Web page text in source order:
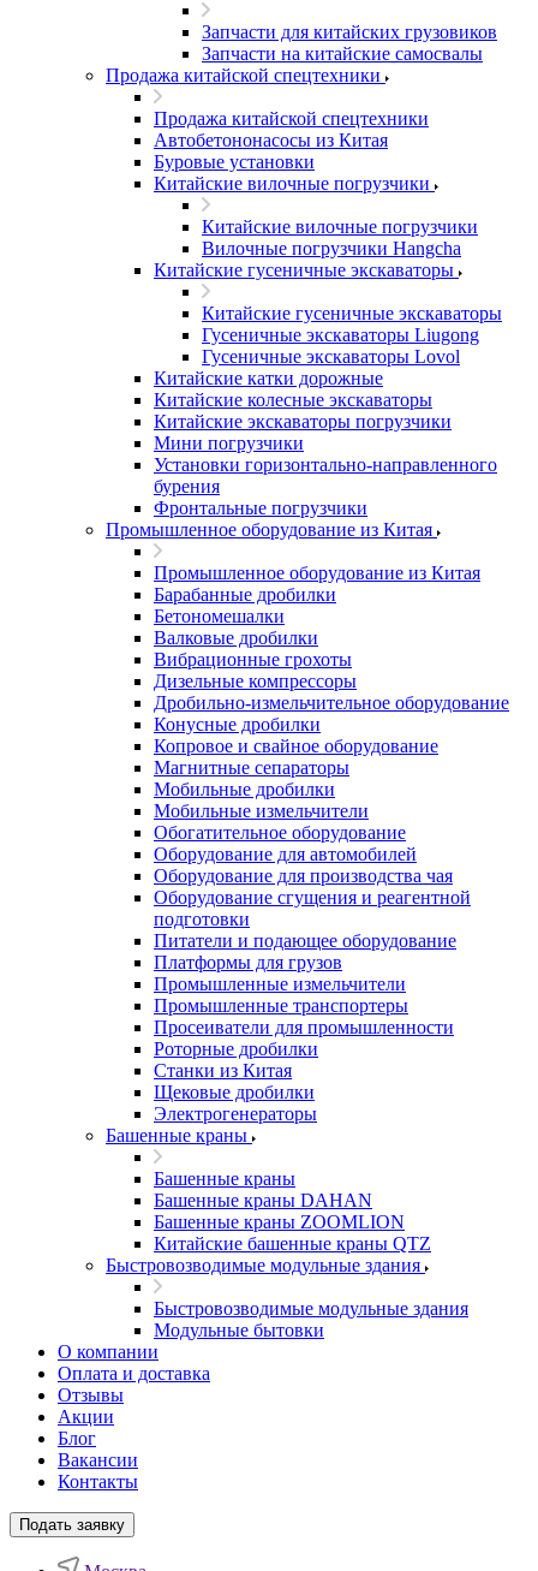
Запчасти для китайских грузовиков
Запчасти на китайские самосвалы
Продажа китайской спецтехники
Продажа китайской спецтехники
Автобетононасосы из Китая
Буровые установки
Китайские вилочные погрузчики
Китайские вилочные погрузчики
Вилочные погрузчики Hangcha
Китайские гусеничные экскаваторы
Китайские гусеничные экскаваторы
Гусеничные экскаваторы Liugong
Гусеничные экскаваторы Lovol
Китайские катки дорожные
Китайские колесные экскаваторы
Китайские экскаваторы погрузчики
Мини погрузчики
Установки горизонтально-направленного
бурения
Фронтальные погрузчики
Промышленное оборудование из Китая
Промышленное оборудование из Китая
Барабанные дробилки
Бетономешалки
Валковые дробилки
Вибрационные грохоты
Дизельные компрессоры
Дробильно-измельчительное оборудование
Конусные дробилки
Копровое и свайное оборудование
Магнитные сепараторы
Мобильные дробилки
Мобильные измельчители
Обогатительное оборудование
Оборудование для автомобилей
Оборудование для производства чая
Оборудование сгущения и реагентной
подготовки
Питатели и подающее оборудование
Платформы для грузов
Промышленные измельчители
Промышленные транспортеры
Просеиватели для промышленности
Роторные дробилки
Станки из Китая
Щековые дробилки
Электрогенераторы
Башенные краны
Башенные краны
Башенные краны DAHAN
Башенные краны ZOOMLION
Китайские башенные краны QTZ
Быстровозводимые модульные здания
Быстровозводимые модульные здания
Модульные бытовки
О компании
Оплата и доставка
Отзывы
Акции
Блог
Вакансии
Контакты
Подать заявку